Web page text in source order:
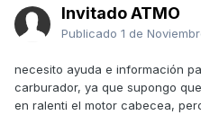
Invitado ATMO
Publicado 1 de
necesito ayuda e información
carburador, ya que supongo
en ralenti el motor cabecea,